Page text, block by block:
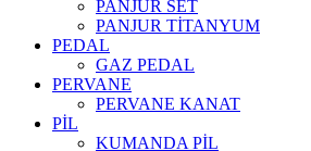
PANJUR SET
PANJUR TİTANYUM
PEDAL
GAZ PEDAL
PERVANE
PERVANE KANAT
PİL
KUMANDA PİL